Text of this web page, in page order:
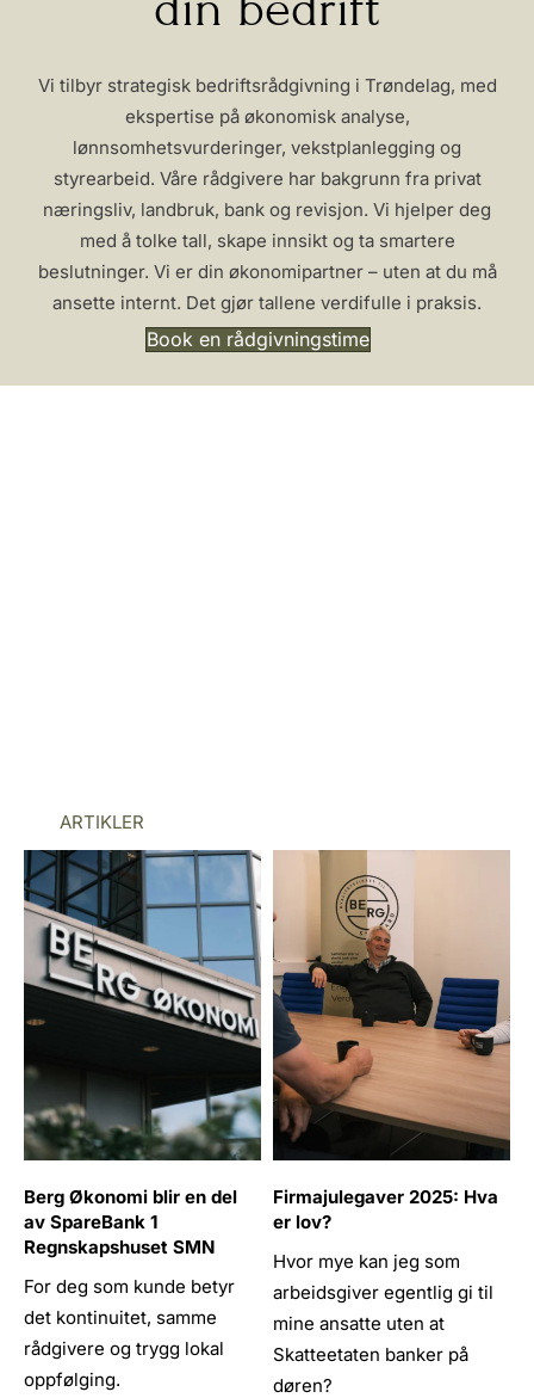
Vi tilbyr strategisk bedriftsrådgivning i Trøndelag, med
ekspertise på økonomisk analyse,
lønnsomhetsvurderinger, vekstplanlegging og
styrearbeid. Våre rådgivere har bakgrunn fra privat
næringsliv, landbruk, bank og revisjon. Vi hjelper deg
med å tolke tall, skape innsikt og ta smartere
beslutninger. Vi er din økonomipartner – uten at du må
ansette internt. Det gjør tallene verdifulle i praksis.
Book en rådgivningstime
ARTIKLER
Berg Økonomi blir en del
av SpareBank 1
Regnskapshuset SMN
For deg som kunde betyr
det kontinuitet, samme
rådgivere og trygg lokal
oppfølging.
Firmajulegaver 2025: Hva
er lov?
Hvor mye kan jeg som
arbeidsgiver egentlig gi til
mine ansatte uten at
Skatteetaten banker på
døren?